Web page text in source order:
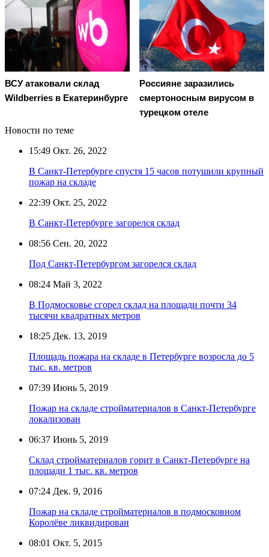
ВСУ атаковали склад
Wildberries в Екатеринбурге
Россияне заразились
смертоносным вирусом в
турецком отеле
Новости по теме
15:49 Окт. 26, 2022
В Санкт-Петербурге спустя 15 часов потушили крупный
пожар на складе
22:39 Окт. 25, 2022
В Санкт-Петербурге загорелся склад
08:56 Сен. 20, 2022
Под Санкт-Петербургом загорелся склад
08:24 Май 3, 2022
В Подмосковье сгорел склад на площади почти 34
тысячи квадратных метров
18:25 Дек. 13, 2019
Площадь пожара на складе в Петербурге возросла до 5
тыс. кв. метров
07:39 Июнь 5, 2019
Пожар на складе стройматериалов в Санкт-Петербурге
локализован
06:37 Июнь 5, 2019
Склад стройматериалов горит в Санкт-Петербурге на
площади 1 тыс. кв. метров
07:24 Дек. 9, 2016
Пожар на складе стройматериалов в подмосковном
Королёве ликвидирован
08:01 Окт. 5, 2015